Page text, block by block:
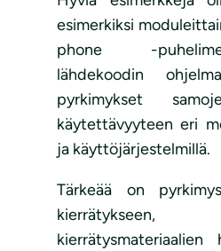
esimerkiksi
phone -
lähdekoodin
pyrkimykset
käytettävyyteen eri
ja käyttöjärjestelmillä.
Tärkeää on